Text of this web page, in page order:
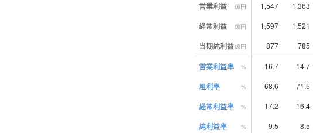
営業利益 億円 1,547 1,363
経常利益 億円 1,597 1,521
当期純利益億円 877 785
営業利益率 % 16.7 14.7
粗利率 % 68.6 71.5
経常利益率 % 17.2 16.4
純利益率 % 9.5 8.5